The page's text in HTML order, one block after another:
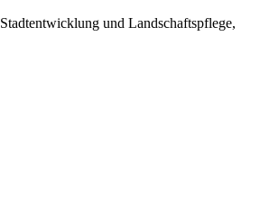
und Landschaftspflege,